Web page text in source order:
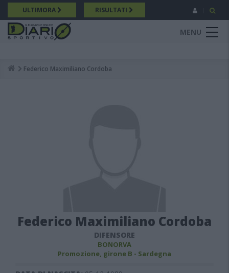
Salta
al
contenuto
principale
ULTIMORA RISULTATI
MENU
Breadcrumb
Federico Maximiliano Cordoba
Federico Maximiliano Cordoba
DIFENSORE
BONORVA
Promozione, girone B - Sardegna